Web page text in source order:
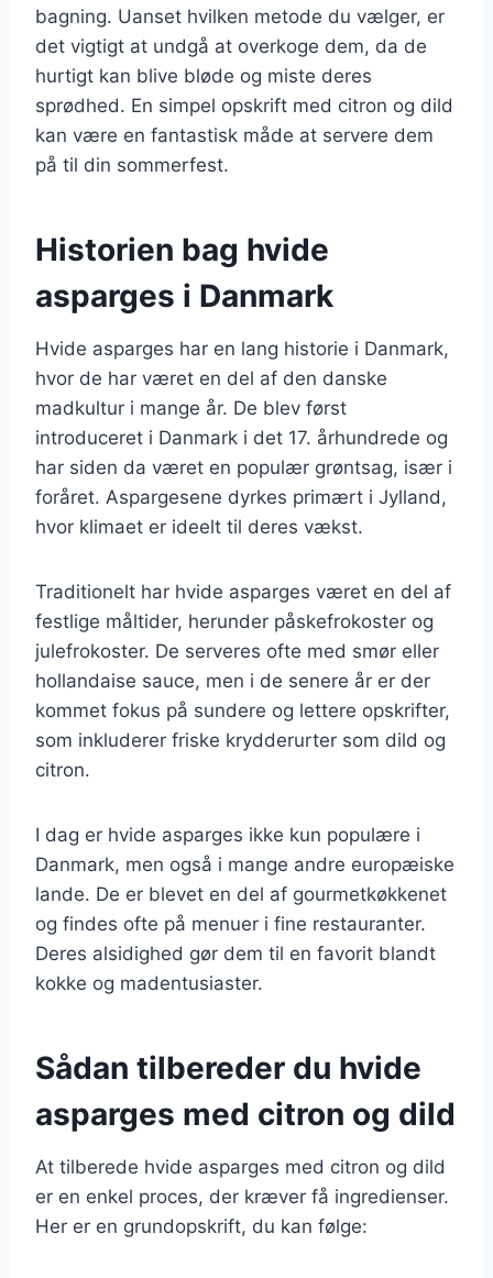
bagning. Uanset hvilken metode du vælger, er
det vigtigt at undgå at overkoge dem, da de
hurtigt kan blive bløde og miste deres
sprødhed. En simpel opskrift med citron og dild
kan være en fantastisk måde at servere dem
på til din sommerfest.
Historien bag hvide
asparges i Danmark
Hvide asparges har en lang historie i Danmark,
hvor de har været en del af den danske
madkultur i mange år. De blev først
introduceret i Danmark i det 17. århundrede og
har siden da været en populær grøntsag, især i
foråret. Aspargesene dyrkes primært i Jylland,
hvor klimaet er ideelt til deres vækst.
Traditionelt har hvide asparges været en del af
festlige måltider, herunder påskefrokoster og
julefrokoster. De serveres ofte med smør eller
hollandaise sauce, men i de senere år er der
kommet fokus på sundere og lettere opskrifter,
som inkluderer friske krydderurter som dild og
citron.
I dag er hvide asparges ikke kun populære i
Danmark, men også i mange andre europæiske
lande. De er blevet en del af gourmetkøkkenet
og findes ofte på menuer i fine restauranter.
Deres alsidighed gør dem til en favorit blandt
kokke og madentusiaster.
Sådan tilbereder du hvide
asparges med citron og dild
At tilberede hvide asparges med citron og dild
er en enkel proces, der kræver få ingredienser.
Her er en grundopskrift, du kan følge: